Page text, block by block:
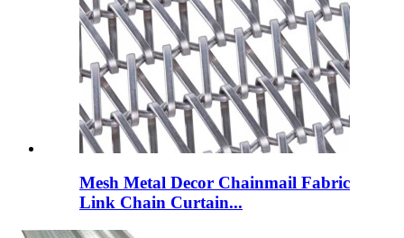
Mesh Metal Decor Chainmail Fabric
Link Chain Curtain...